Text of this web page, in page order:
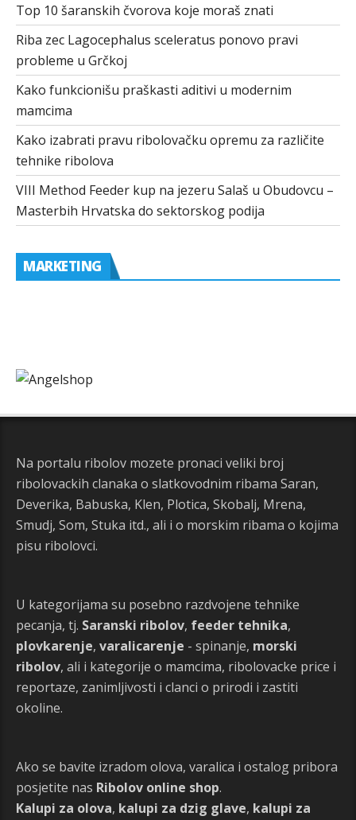
Top 10 šaranskih čvorova koje moraš znati
Riba zec Lagocephalus sceleratus ponovo pravi
probleme u Grčkoj
Kako funkcionišu praškasti aditivi u modernim
mamcima
Kako izabrati pravu ribolovačku opremu za različite
tehnike ribolova
VIII Method Feeder kup na jezeru Salaš u Obudovcu –
Masterbih Hrvatska do sektorskog podija
MARKETING
Na portalu ribolov mozete pronaci veliki broj
ribolovackih clanaka o slatkovodnim ribama Saran,
Deverika, Babuska, Klen, Plotica, Skobalj, Mrena,
Smudj, Som, Stuka itd., ali i o morskim ribama o kojima
pisu ribolovci.
U kategorijama su posebno razdvojene tehnike
pecanja, tj. Saranski ribolov, feeder tehnika,
plovkarenje, varalicarenje - spinanje, morski
ribolov, ali i kategorije o mamcima, ribolovacke price i
reportaze, zanimljivosti i clanci o prirodi i zastiti
okoline.
Ako se bavite izradom olova, varalica i ostalog pribora
posjetite nas Ribolov online shop.
Kalupi za olova, kalupi za dzig glave, kalupi za